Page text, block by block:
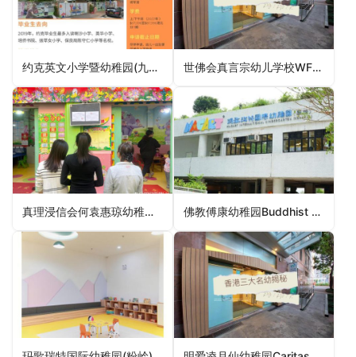
约克英文小学暨幼稚园(九龙塘)York English Primary School and Kindergarten (York Road, Kowloon Tong)（九龙城区幼稚园） 世佛会真言宗幼儿学校WFB Mantra Institute Nursery School（屯门区幼稚园）
真理浸信会何袁惠琼幼稚园Truth Baptist Church Ho Yuen Wai King Kindergarten（北区幼稚园） 佛教傅康幼稚园Buddhist Foo Hong Kindergarten（黄大仙区幼稚园）